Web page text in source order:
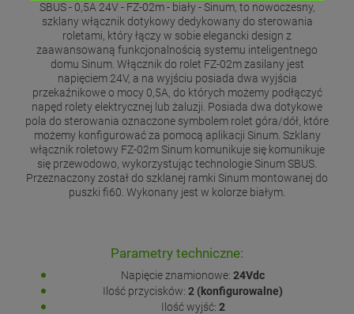
SBUS - 0,5A 24V - FZ-02m - biały - Sinum, to nowoczesny,
szklany włącznik dotykowy dedykowany do sterowania
roletami, który łączy w sobie elegancki design z
zaawansowaną funkcjonalnością systemu inteligentnego
domu Sinum. Włącznik do rolet FZ-02m zasilany jest
napięciem 24V, a na wyjściu posiada dwa wyjścia
przekaźnikowe o mocy 0,5A, do których możemy podłączyć
napęd rolety elektrycznej lub żaluzji. Posiada dwa dotykowe
pola do sterowania oznaczone symbolem rolet góra/dół, które
możemy konfigurować za pomocą aplikacji Sinum. Szklany
włącznik roletowy FZ-02m Sinum komunikuje się komunikuje
się przewodowo, wykorzystując technologie Sinum SBUS.
Przeznaczony został do szklanej ramki Sinum montowanej do
puszki fi60. Wykonany jest w kolorze białym.
Parametry techniczne:
Napięcie znamionowe: 24Vdc
Ilość przycisków: 2 (konfigurowalne)
Ilość wyjść: 2